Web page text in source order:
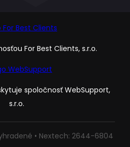
For Best Clients, s.r.o.
spoločnosť WebSupport,
s.r.o.
• Nextech: 2644-6804